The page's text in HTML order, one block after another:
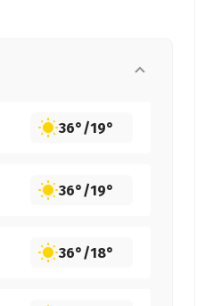
36°/19°
36°/19°
36°/18°